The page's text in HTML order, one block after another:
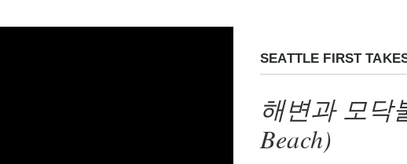
SEATTLE FIRST
해변과 모닥
Beach)